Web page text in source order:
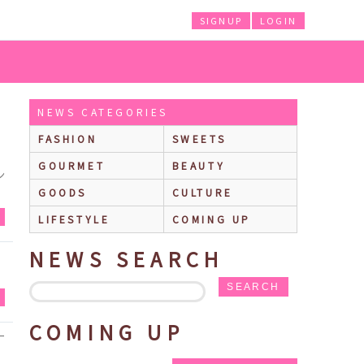
LOGIN
SIGNUP
NEWS CATEGORIES
FASHION
SWEETS
GOURMET
BEAUTY
GOODS
CULTURE
LIFESTYLE
COMING UP
NEWS SEARCH
SEARCH
COMING UP